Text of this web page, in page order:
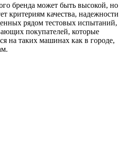
бренда может быть высокой, но
критериям качества, надежности
рядом тестовых испытаний,
покупателей, которые
на таких машинах как в городе,